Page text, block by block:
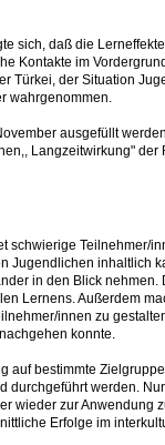
sich, daß die
Kontakte im
Türkei, der Situation
wahrgenommen.
ausgefüllt
Langzeitwirkung" der
Teilnehmer/
Jugendlichen inhaltlich
in den Blick nehmen.
Lernens. Außerdem
innen zu
konnte.
auf bestimmte
werden.
wieder zur Anwendung
Erfolge im